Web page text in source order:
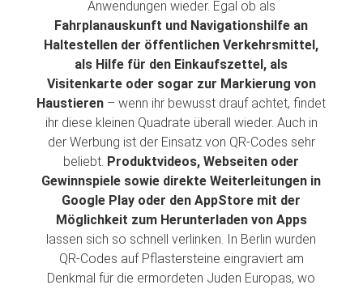
Anwendungen wieder. Egal ob als
Fahrplanauskunft und Navigationshilfe an
Haltestellen der öffentlichen Verkehrsmittel,
als Hilfe für den Einkaufszettel, als
Visitenkarte oder sogar zur Markierung von
Haustieren – wenn ihr bewusst drauf achtet, findet
ihr diese kleinen Quadrate überall wieder. Auch in
der Werbung ist der Einsatz von QR-Codes sehr
beliebt. Produktvideos, Webseiten oder
Gewinnspiele sowie direkte Weiterleitungen in
Google Play oder den AppStore mit der
Möglichkeit zum Herunterladen von Apps
lassen sich so schnell verlinken. In Berlin wurden
QR-Codes auf Pflastersteine eingraviert am
Denkmal für die ermordeten Juden Europas, wo